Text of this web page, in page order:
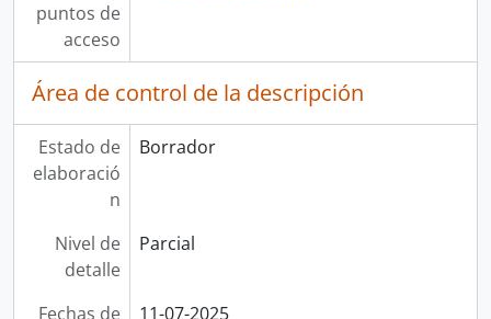
puntos de
acceso
Área de control de la descripción
Estado de
elaboració
n
Borrador
Nivel de
detalle
Parcial
Fechas de
11-07-2025